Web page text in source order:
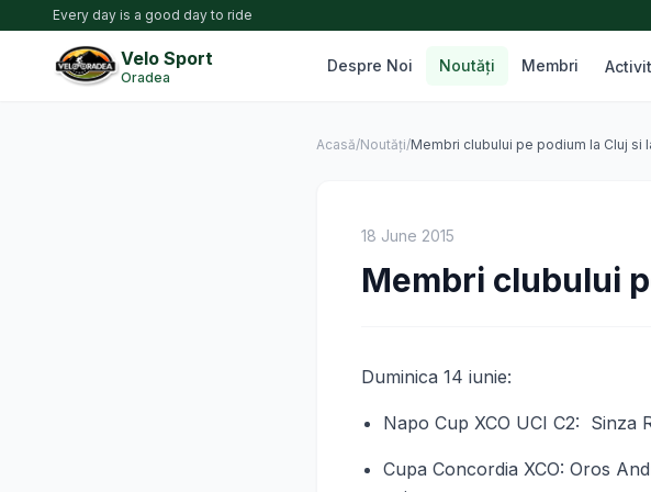
Every day is a good day to ride
Velo Sport
Oradea
Despre Noi Noutăți Membri
Acasă/Noutăți/Membri clubului pe podium la Cluj si
18 June 2015
Membri clubului
Duminica 14 iunie:
Napo Cup XCO UCI C2: Sinza
Cupa Concordia XCO: Oros